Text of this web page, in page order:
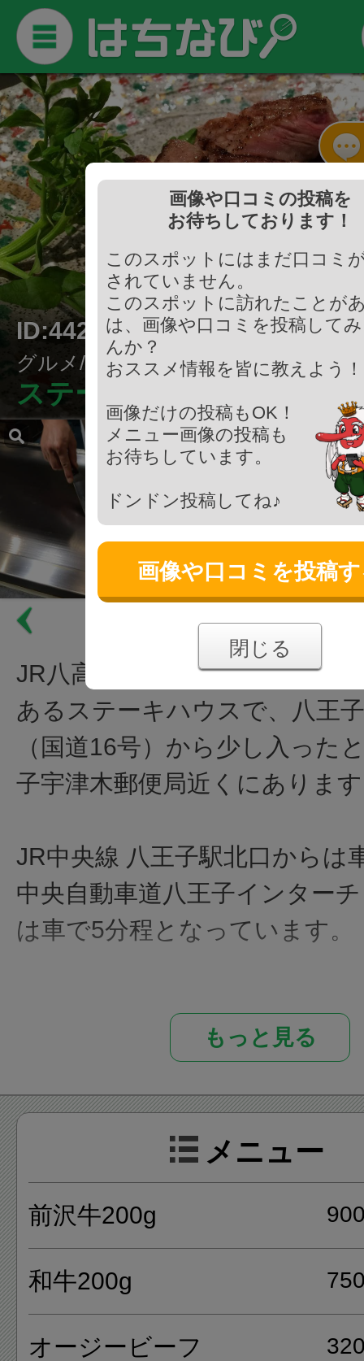
ID:442314
グルメ/ステーキ・鉄板焼き
ステーキ和
JR八高線 小宮駅から徒歩25分
あるステーキハウスで、八王
（国道16号）から少し入った
子宇津木郵便局近くにありま
JR中央線 八王子駅北口からは
中央自動車道八王子インター
は車で5分程となっています。
理人の手さばきを直に見る事
ります。
メニューは、前沢牛、和牛、
フ、牛肉のおさしみ、ガーリ
もっと見る
メニュー
前沢牛200g
和牛200g
オージービーフ
画像や口コミの投稿を
お待ちしております！
このスポットにはまだ口コミ
されていません。
このスポットに訪れたことが
は、画像や口コミを投稿して
んか？
おススメ情報を皆に教えよう
画像だけの投稿もOK！
メニュー画像の投稿も
お待ちしています。
ドンドン投稿してね♪
画像や口コミを投稿
閉じる